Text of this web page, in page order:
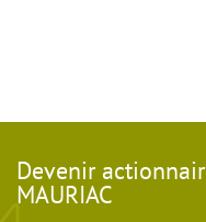
Devenir
MAURIAC